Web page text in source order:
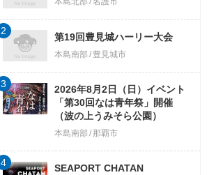
第19回豊見城ハーリー大会
本島南部 豊見城市
2
2026年8月2日（日）イベント
「第30回なは青年祭」開催
（波の上うみそら公園）
本島南部 那覇市
3
SEAPORT CHATAN
4